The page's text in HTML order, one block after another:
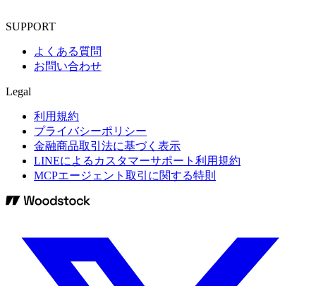
SUPPORT
よくある質問
お問い合わせ
Legal
利用規約
プライバシーポリシー
金融商品取引法に基づく表示
LINEによるカスタマーサポート利用規約
MCPエージェント取引に関する特則